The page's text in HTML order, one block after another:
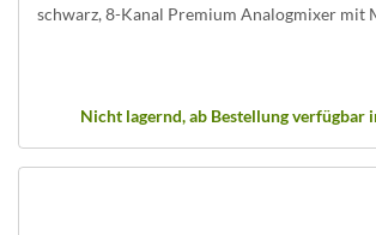
schwarz, 8-Kanal Premium Analogmixer mit
Nicht lagernd, ab Bestellung verfügbar